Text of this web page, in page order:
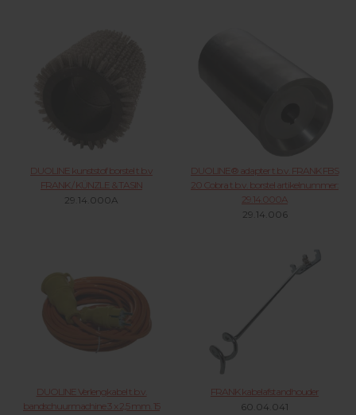
DUOLINE kunststof borstel t.b.v
FRANK / KÜNZLE & TASIN
29.14.000A
DUOLINE® adapter t.b.v. FRANK FBS
20 Cobra t.b.v. borstel artikelnummer:
29.14.000A
29.14.006
DUOLINE Verlengkabel t.b.v.
bandschuurmachine 3 x 2,5 mm. 15
FRANK kabelafstandhouder
60.04.041